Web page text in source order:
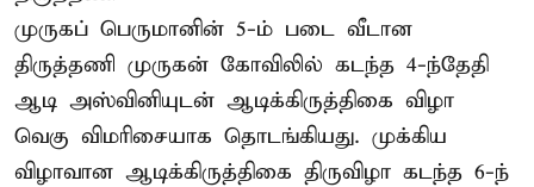
முருகப் பெருமானின் 5-ம் படை வீடான
திருத்தணி முருகன் கோவிலில் கடந்த 4-ந்தேதி
ஆடி அஸ்வினியுடன் ஆடிக்கிருத்திகை விழா
வெகு விமரிசையாக தொடங்கியது. முக்கிய
விழாவான ஆடிக்கிருத்திகை திருவிழா கடந்த 6-ந்